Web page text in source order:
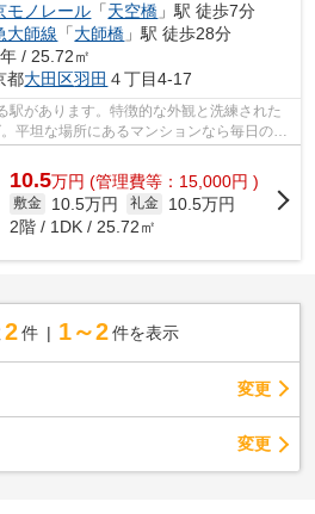
モノレール 「天空橋 」駅 徒歩7分
大師線 「大師橋 」駅 徒歩28分
/ 25.72㎡
都大田区羽田 ４丁目4-17
駅があります。特徴的な外観と洗練された
平坦な場所にあるマンションなら毎日の移
、雨風...
10.5万円 (管理費等：15,000円 )
敷金 10.5万円 礼金
10.5万円
2階 / 1DK / 25.72㎡
2 件 1～2 件を表示
変更
変更